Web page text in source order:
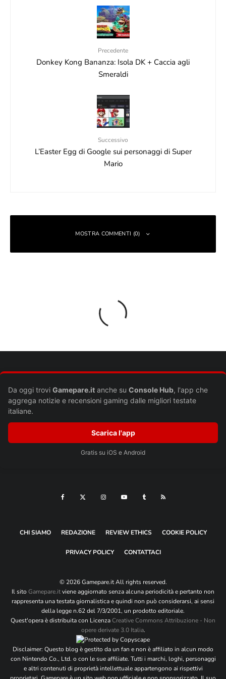
Precedente
Donkey Kong Bananza: Isola DK + Caccia agli
Smeraldi
Successivo
L’Easter Egg di Google sui personaggi di Super
Mario
MOSTRA COMMENTI (0)
Il tuo indirizzo email non sarà pubblicato.I campi obbligatori sono
Sito web
Da oggi trovi Gamepare.it anche su Console Hub, l'app che
aggrega notizie e recensioni gaming dalle migliori testate
italiane.
Scarica l'app
Gratis su iOS e Android
CHI SIAMO REDAZIONE REVIEW ETHICS COOKIE POLICY
PRIVACY POLICY CONTATTACI
© 2026 Gamepare.it All rights reserved.
Il sito Gamepare.itviene aggiornato senza alcuna periodicità e pertanto non
rappresenta una testata giornalistica e quindi non può considerarsi, ai sensi
della legge n.62 del 7/3/2001, un prodotto editoriale.
Quest'opera è distribuita con LicenzaCreative Commons Attribuzione - Non
opere derivate 3.0 Italia.
Disclaimer: Questo blog è gestito da un fan e non è affiliato in alcun modo
con Nintendo Co., Ltd. o con le sue affiliate. Tutti i marchi, loghi, personaggi
e altri contenuti di proprietà intellettuale appartengono ai rispettivi